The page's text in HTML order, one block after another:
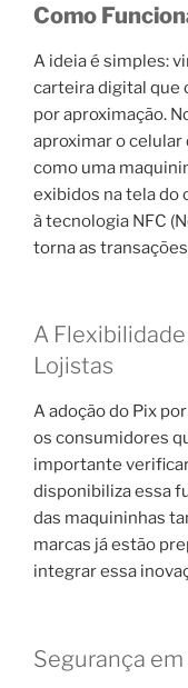
Como
A ideia é simples:
carteira digital que
por aproximação.
aproximar o
como uma
exibidos na tela do
à tecnologia NFC
torna as
A
Lojistas
A adoção do Pix
os consumidores
importante
disponibiliza essa
das maquininhas
marcas já estão
integrar essa
Segurança